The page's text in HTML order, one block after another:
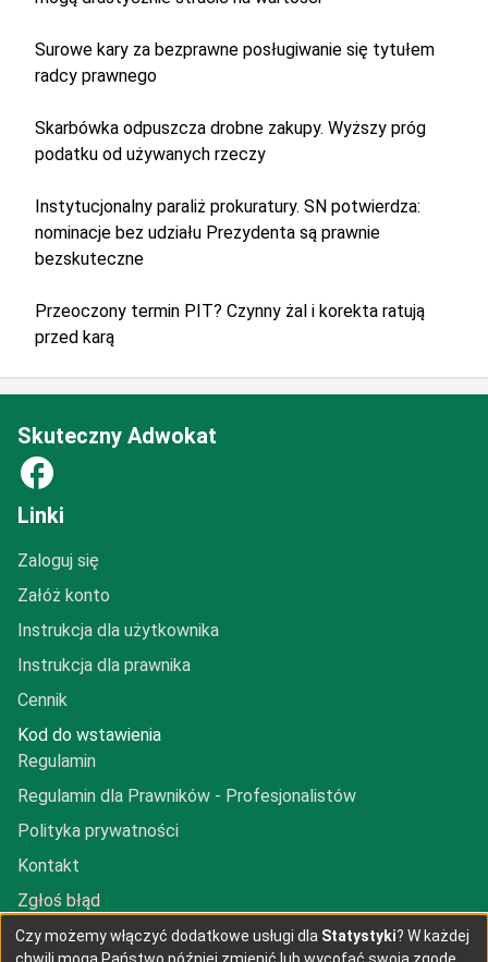
Surowe kary za bezprawne posługiwanie się tytułem
radcy prawnego
Skarbówka odpuszcza drobne zakupy. Wyższy próg
podatku od używanych rzeczy
Instytucjonalny paraliż prokuratury. SN potwierdza:
nominacje bez udziału Prezydenta są prawnie
bezskuteczne
Przeoczony termin PIT? Czynny żal i korekta ratują
przed karą
Skuteczny Adwokat
facebook
Linki
Zaloguj się
Załóż konto
Instrukcja dla użytkownika
Instrukcja dla prawnika
Cennik
Kod do wstawienia
Regulamin
Regulamin dla Prawników - Profesjonalistów
Polityka prywatności
Kontakt
Zgłoś błąd
Dodaj prawnika
Czy możemy włączyć dodatkowe usługi dla Statystyki? W każdej